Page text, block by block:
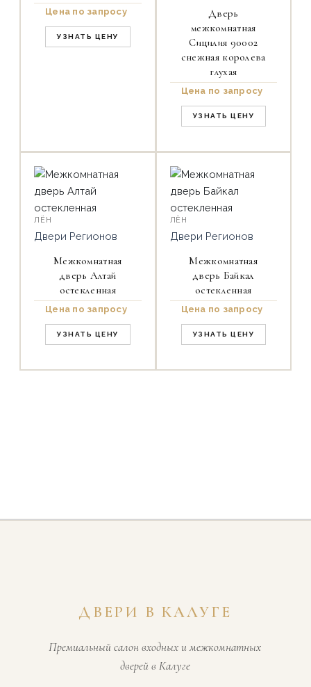
Цена по запросу
УЗНАТЬ ЦЕНУ
Дверь
межкомнатная
Сицилия 90002
снежная королева
глухая
Цена по запросу
УЗНАТЬ ЦЕНУ
ЛЁН
Двери Регионов
Межкомнатная
дверь Алтай
остекленная
Цена по запросу
УЗНАТЬ ЦЕНУ
ЛЁН
Двери Регионов
Межкомнатная
дверь Байкал
остекленная
Цена по запросу
УЗНАТЬ ЦЕНУ
ДВЕРИ В КАЛУГЕ
Премиальный салон входных и межкомнатных
дверей в Калуге